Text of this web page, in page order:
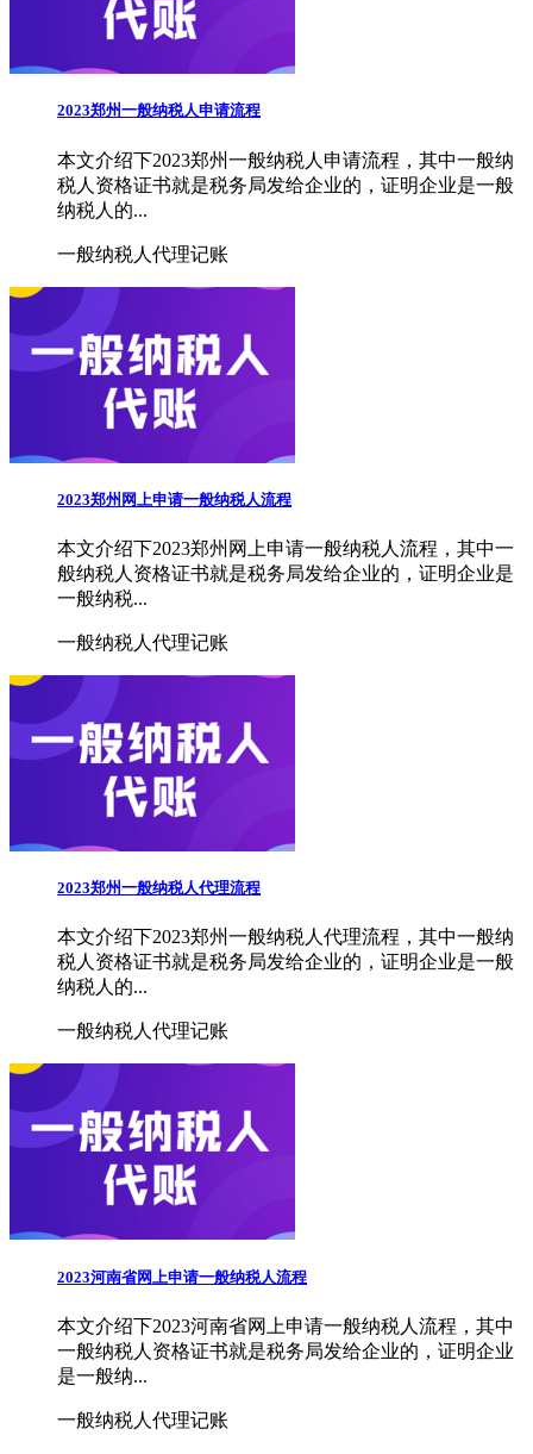
2023郑州一般纳税人申请流程
本文介绍下2023郑州一般纳税人申请流程，其中一般纳
税人资格证书就是税务局发给企业的，证明企业是一般
纳税人的...
一般纳税人代理记账
2023郑州网上申请一般纳税人流程
本文介绍下2023郑州网上申请一般纳税人流程，其中一
般纳税人资格证书就是税务局发给企业的，证明企业是
一般纳税...
一般纳税人代理记账
2023郑州一般纳税人代理流程
本文介绍下2023郑州一般纳税人代理流程，其中一般纳
税人资格证书就是税务局发给企业的，证明企业是一般
纳税人的...
一般纳税人代理记账
2023河南省网上申请一般纳税人流程
本文介绍下2023河南省网上申请一般纳税人流程，其中
一般纳税人资格证书就是税务局发给企业的，证明企业
是一般纳...
一般纳税人代理记账